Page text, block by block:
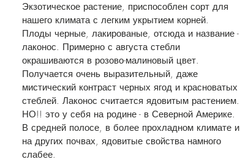
Экзотическое растение, приспособлен сорт для
нашего климата с легким укрытием корней.
Плоды черные, лакированые, отсюда и название -
лаконос. Примерно с августа стебли
окрашиваются в розово-малиновый цвет.
Получается очень выразительный, даже
мистический контраст черных ягод и красноватых
стеблей. Лаконос считается ядовитым растением.
НО!! это у себя на родине - в Северной Америке.
В средней полосе, в более прохладном климате и
на других почвах, ядовитые свойства намного
слабее.